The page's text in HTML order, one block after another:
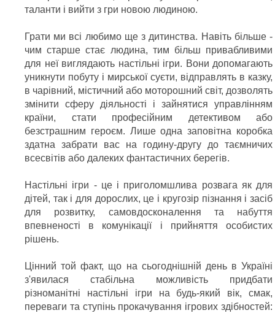
таланти і вийти з гри новою людиною.
Грати ми всі любимо ще з дитинства. Навіть більше -
чим старше стає людина, тим більш привабливими
для неї виглядають настільні ігри. Вони допомагають
уникнути побуту і мирської суєти, відправлять в казку,
в чарівний, містичний або моторошний світ, дозволять
змінити сферу діяльності і зайнятися управлінням
країни, стати професійним детективом або
безстрашним героєм. Лише одна заповітна коробка
здатна забрати вас на годину-другу до таємничих
всесвітів або далеких фантастичних берегів.
Настільні ігри - це і приголомшлива розвага як для
дітей, так і для дорослих, це і кругозір пізнання і засіб
для розвитку, самовдосконалення та набуття
впевненості в комунікації і прийняття особистих
рішень.
Цінний той факт, що на сьогоднішній день в Україні
з'явилася стабільна можливість придбати
різноманітні настільні ігри на будь-який вік, смак,
переваги та ступінь прокачування ігрових здібностей: